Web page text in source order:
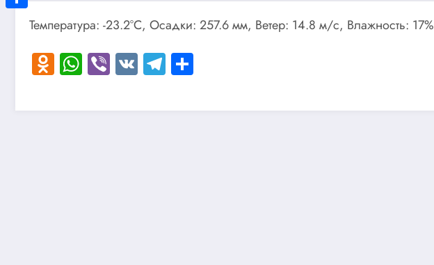
Температура: -23.2°C, Осадки: 257.6 мм, Ветер: 14.8 м/с, Влажность: 17%
Odnoklassniki
WhatsApp
Viber
VKTelegram
Отправить